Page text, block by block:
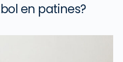
en patines?